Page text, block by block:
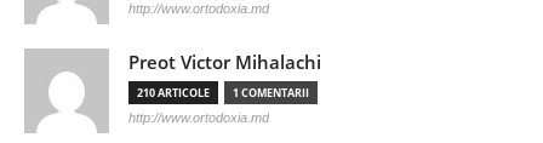
http://www.ortodoxia.md
Preot Victor Mihalachi
210 ARTICOLE 1 COMENTARII
http://www.ortodoxia.md